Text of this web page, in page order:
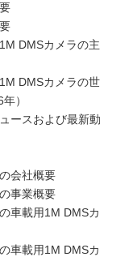
DMSカメラの主
DMSカメラの世
）
ースおよび最新動
会社概要
事業概要
車載用1M DMSカ
車載用1M DMSカ